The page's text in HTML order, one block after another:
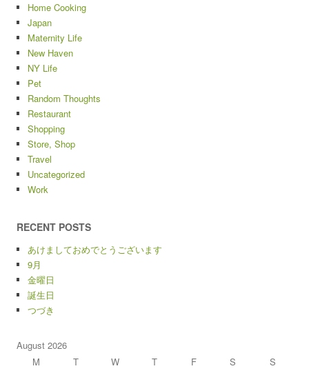
Home Cooking
Japan
Maternity Life
New Haven
NY Life
Pet
Random Thoughts
Restaurant
Shopping
Store, Shop
Travel
Uncategorized
Work
RECENT POSTS
あけましておめでとうございます
9月
金曜日
誕生日
つづき
August 2026
M
T W T F S
S